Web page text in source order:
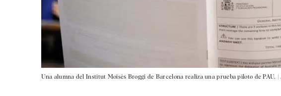
Una alumna del Institut Moisès Broggi de Barcelona realiza una prueba piloto de PAU. |